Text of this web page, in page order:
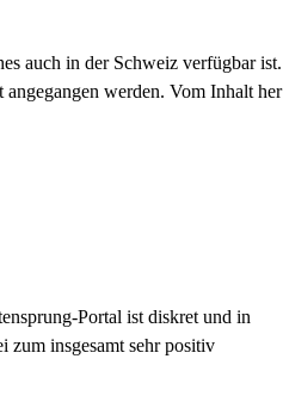
auch in der Schweiz verfügbar ist.
werden. Vom Inhalt her
Portal ist diskret und in
zum insgesamt sehr positiv